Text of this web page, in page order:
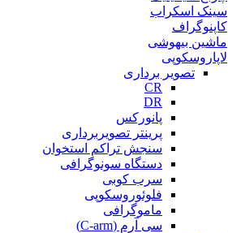
سینک اسکراب
کاپنوگراف
ماشین بیهوشی
لاپاروسکوپی
تصویر برداری
CR
DR
پانورکس
پرینتر تصویربرداری
سنجش تراکم استخوان
دستگاه سونوگرافی
سرب کوبی
فلوئوروسکوپی
ماموگرافی
سی آرم (C-arm)